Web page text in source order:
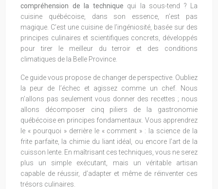
compréhension de la technique qui la sous-tend ? La
cuisine québécoise, dans son essence, n’est pas
magique. C’est une cuisine de l’ingéniosité, basée sur des
principes culinaires et scientifiques concrets, développés
pour tirer le meilleur du terroir et des conditions
climatiques de la Belle Province.
Ce guide vous propose de changer de perspective. Oubliez
la peur de l’échec et agissez comme un chef. Nous
n’allons pas seulement vous donner des recettes ; nous
allons décomposer cinq piliers de la gastronomie
québécoise en principes fondamentaux. Vous apprendrez
le « pourquoi » derrière le « comment » : la science de la
frite parfaite, la chimie du liant idéal, ou encore l’art de la
cuisson lente. En maîtrisant ces techniques, vous ne serez
plus un simple exécutant, mais un véritable artisan
capable de réussir, d’adapter et même de réinventer ces
trésors culinaires.